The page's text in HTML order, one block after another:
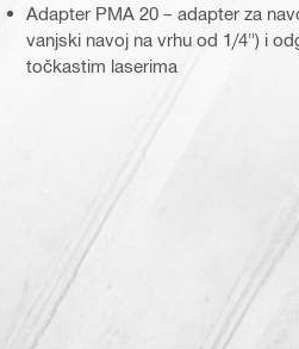
Adapter PMA 20 – adapter za
vanjski navoj na vrhu od 1/4") i
točkastim laserima